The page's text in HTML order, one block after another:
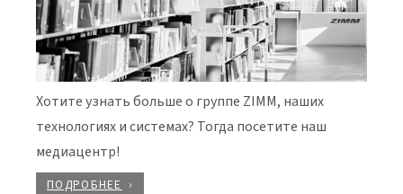
Хотите узнать больше о группе ZIMM, наших
технологиях и системах? Тогда посетите наш
медиацентр!
ПОДРОБНЕЕ